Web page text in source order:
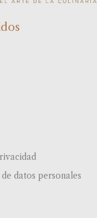
datos personales